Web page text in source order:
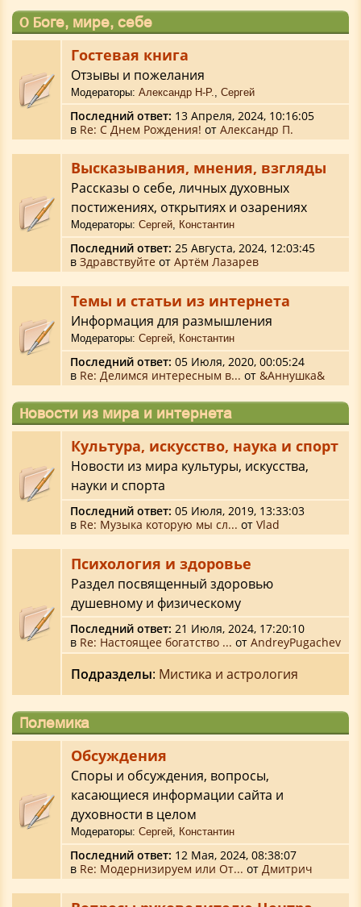
О Боге, мире, себе
Гостевая книга
Отзывы и пожелания
Модераторы:Александр Н-Р. ,Сергей
Последний ответ: 13 Апреля, 2024, 10:16:05
в Re: С Днем Рождения! от Александр П.
Высказывания, мнения, взгляды
Рассказы о себе, личных духовных
постижениях, открытиях и озарениях
Модераторы:Сергей, Константин
Последний ответ: 25 Августа, 2024, 12:03:45
в Здравствуйте от Артём Лазарев
Темы и статьи из интернета
Информация для размышления
Модераторы:Сергей, Константин
Последний ответ: 05 Июля, 2020, 00:05:24
в Re: Делимся интересным в... от &Аннушка&
Новости из мира и интернета
Культура, искусство, наука и спорт
Новости из мира культуры, искусства,
науки и спорта
Последний ответ: 05 Июля, 2019, 13:33:03
в Re: Музыка которую мы сл... от Vlad
Психология и здоровье
Раздел посвященный здоровью
душевному и физическому
Последний ответ: 21 Июля, 2024, 17:20:10
в Re: Настоящее богатство ... от AndreyPugachev
Подразделы: Мистика и астрология
Полемика
Обсуждения
Споры и обсуждения, вопросы,
касающиеся информации сайта и
духовности в целом
Модераторы:Сергей Константин
Последний ответ: 12 Мая, 2024, 08:38:07
в Re: Модернизируем или От... от Дмитрич